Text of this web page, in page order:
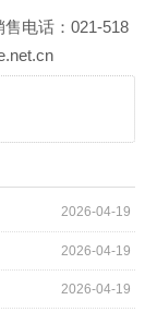
电话：021-518
2026-04-19
2026-04-19
2026-04-19